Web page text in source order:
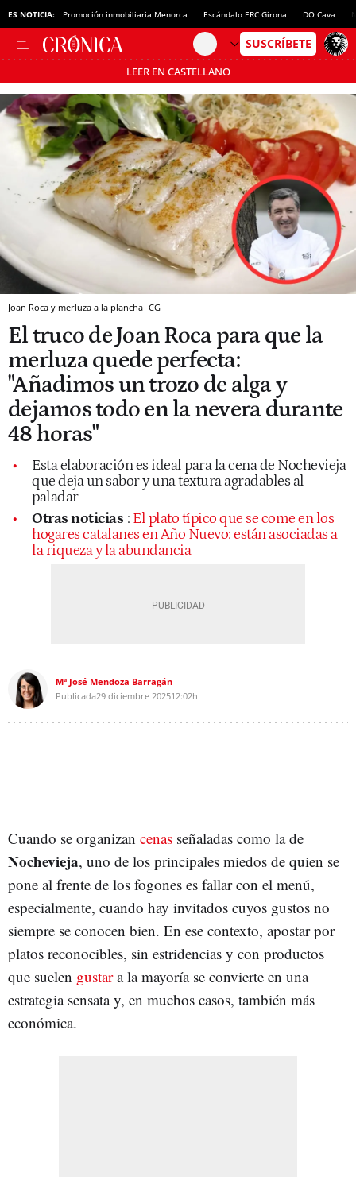
ES NOTICIA: Promoción inmobiliaria Menorca Escándalo ERC Girona DO Cava
LEER EN CASTELLANO
Pásate al MODO AHORRO
Joan Roca y merluza a la plancha CG
El truco de Joan Roca para que la
merluza quede perfecta:
"Añadimos un trozo de alga y
dejamos todo en la nevera durante
48 horas"
Esta elaboración es ideal para la cena de Nochevieja
que deja un sabor y una textura agradables al
paladar
Otras noticias : El plato típico que se come en los
hogares catalanes en Año Nuevo: están asociadas a
la riqueza y la abundancia
Mª José Mendoza Barragán
Publicada29 diciembre 202512:02h
Cuando se organizan cenas señaladas como la de
Nochevieja, uno de los principales miedos de quien se
pone al frente de los fogones es fallar con el menú,
especialmente, cuando hay invitados cuyos gustos no
siempre se conocen bien. En ese contexto, apostar por
platos reconocibles, sin estridencias y con productos
que suelen gustara la mayoría se convierte en una
estrategia sensata y, en muchos casos, también más
económica.